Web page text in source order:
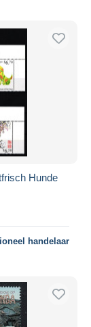
Hunde
handelaar